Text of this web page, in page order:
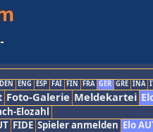
DEN ENG ESP FAI FIN FRA GER GRE INA
Foto-Galerie Meldekartei
Elozahl
FIDE Spieler anmelden Elo